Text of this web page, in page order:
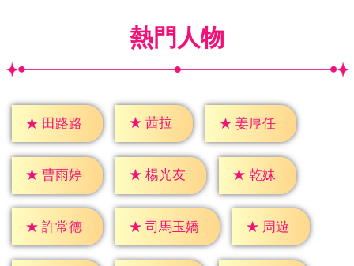
熱門人物
★ 田路路 ★ 茜拉 ★ 姜厚任
★ 曹雨婷 ★ 楊光友 ★ 乾妹
★ 許常德 ★ 司馬玉嬌 ★ 周遊